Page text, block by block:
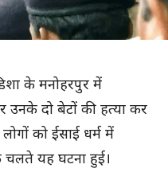
के मनोहरपुर में
उनके दो बेटों की हत्या कर
को ईसाई धर्म में
चलते यह घटना हुई।